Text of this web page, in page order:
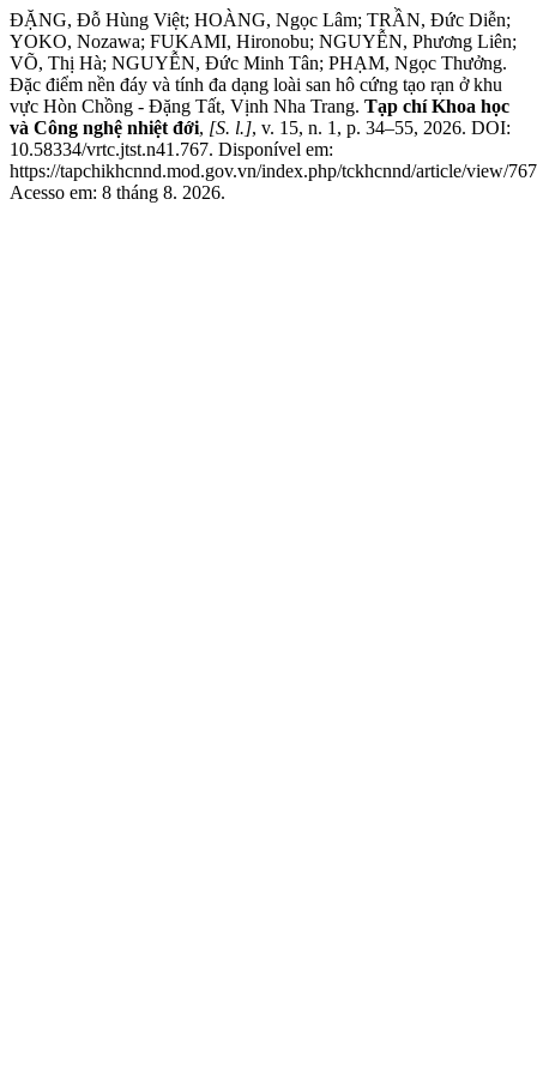
ĐẶNG, Đỗ Hùng Việt; HOÀNG, Ngọc Lâm; TRẦN, Đức Diễn;
YOKO, Nozawa; FUKAMI, Hironobu; NGUYỄN, Phương Liên;
VÕ, Thị Hà; NGUYỄN, Đức Minh Tân; PHẠM, Ngọc Thưởng.
Đặc điểm nền đáy và tính đa dạng loài san hô cứng tạo rạn ở khu
vực Hòn Chồng - Đặng Tất, Vịnh Nha Trang. Tạp chí Khoa học
và Công nghệ nhiệt đới, [S. l.], v. 15, n. 1, p. 34–55, 2026. DOI:
10.58334/vrtc.jtst.n41.767. Disponível em:
https://tapchikhcnnd.mod.gov.vn/index.php/tckhcnnd/article/view/
Acesso em: 8 tháng 8. 2026.